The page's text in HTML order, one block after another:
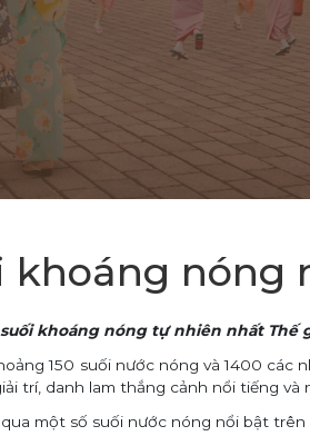
khoáng nóng
khoáng nóng tự nhiên nhất Thế
150 suối nước nóng và 1400
trí, danh lam thắng cảnh nổi tiếng và
một số suối nước nóng nổi bật trên